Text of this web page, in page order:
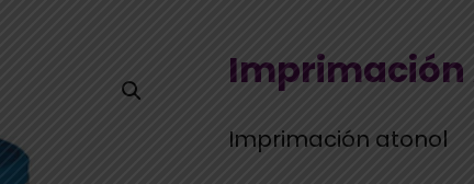
Imprimación
Imprimación atonol